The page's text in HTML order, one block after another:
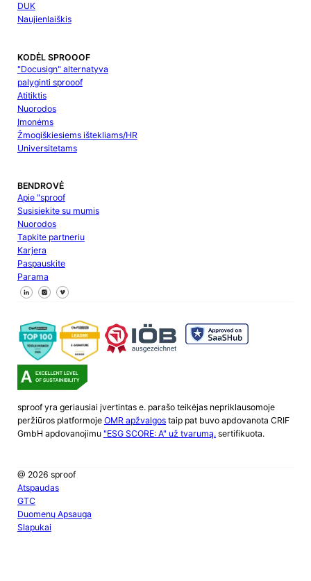
DUK
Naujienlaiškis
KODĖL SPROOOF
"Docusign" alternatyva
palyginti sprooof
Atitiktis
Nuorodos
Įmonėms
Žmogiškiesiems ištekliams/HR
Universitetams
BENDROVĖ
Apie "sproof
Susisiekite su mumis
Nuorodos
Tapkite partneriu
Karjera
Paspauskite
Parama
Sekite mus "Facebook
Sekite mus X
Sekite mus "LinkedIn
sproof yra geriausiai įvertintas e. parašo teikėjas nepriklausomoje
peržiūros platformoje OMR apžvalgostaip pat buvo apdovanota CRIF
GmbH apdovanojimu "ESG SCORE: A" už tvarumą.sertifikuota.
@ 2026 sproof
Atspaudas
GTC
Duomenų Apsauga
Slapukai